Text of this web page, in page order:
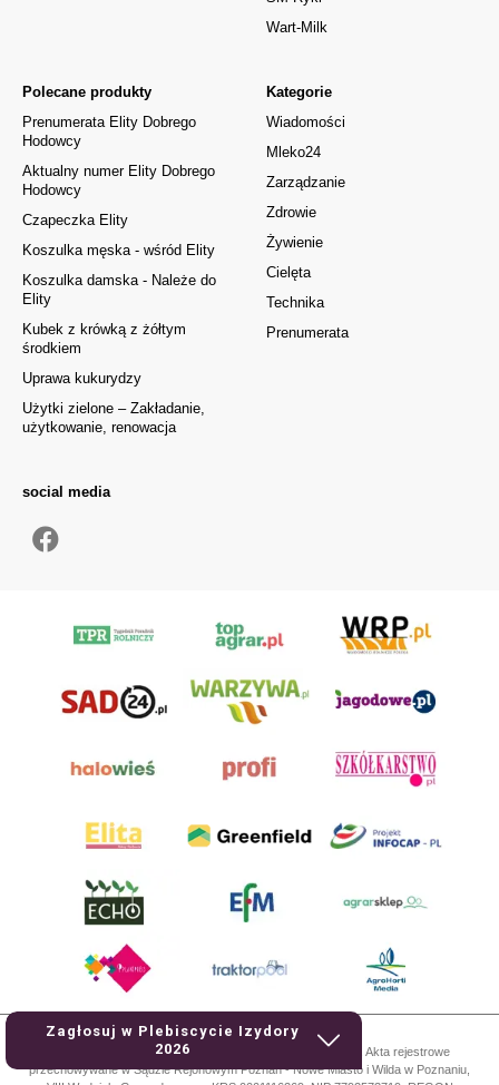
Zagłosuj w Plebiscycie Izydory
2026
Kategorie
Wiadomości
Mleko24
Zarządzanie
Zdrowie
Żywienie
Cielęta
Technika
Prenumerata
Polecane produkty
Prenumerata Elity Dobrego
Hodowcy
Aktualny numer Elity Dobrego
Hodowcy
Czapeczka Elity
Koszulka męska - wśród Elity
Koszulka damska - Należe do
Elity
Kubek z krówką z żółtym
środkiem
Uprawa kukurydzy
Użytki zielone – Zakładanie,
użytkowanie, renowacja
Wart-Milk
social media
AgroHorti Media Sp. z o.o. ul. Metalowa 5, 60-118 Poznań. Akta rejestrowe
przechowywane w Sądzie Rejonowym Poznań - Nowe Miasto i Wilda w Poznaniu,